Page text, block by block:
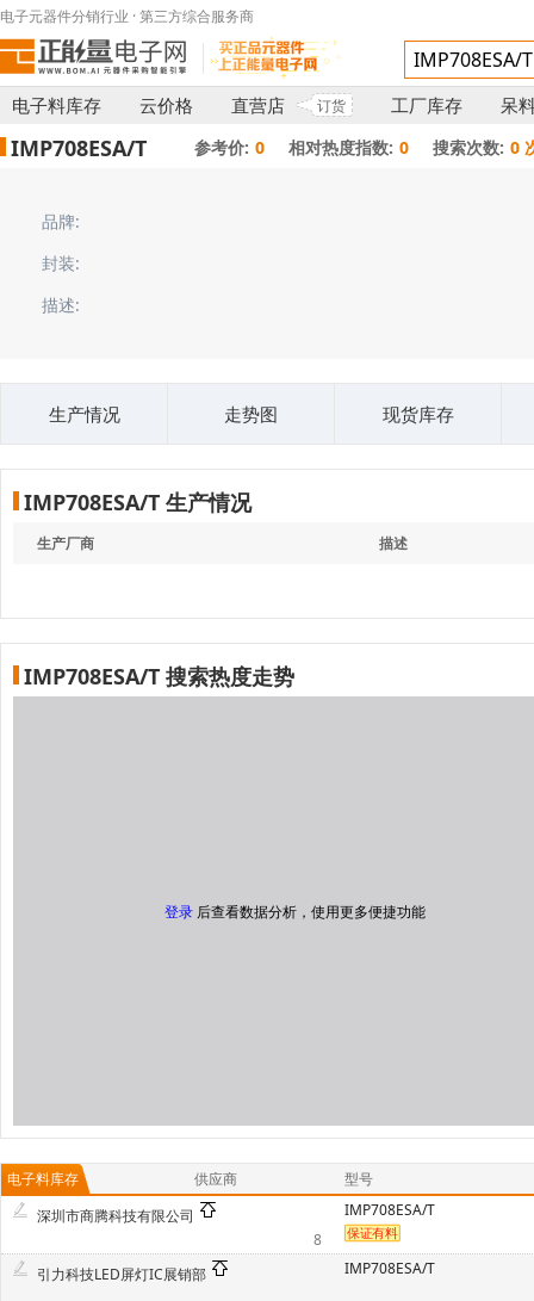
电子元器件分销行业 · 第三方综合服务商
电子料库存 云价格 直营店 订货 工厂库存 呆
IMP708ESA/T 参考价: 0 相对热度指数: 0 搜索次数: 0
品牌:
封装:
描述:
生产情况 走势图 现货库存
IMP708ESA/T 生产情况
生产厂商 描述
IMP708ESA/T 搜索热度走势
登录 后查看数据分析，使用更多便捷功能
电子料库存 供应商
型号
深圳市商腾科技有限公司
8
IMP708ESA/T
引力科技LED屏灯IC展销部 IMP708ESA/T